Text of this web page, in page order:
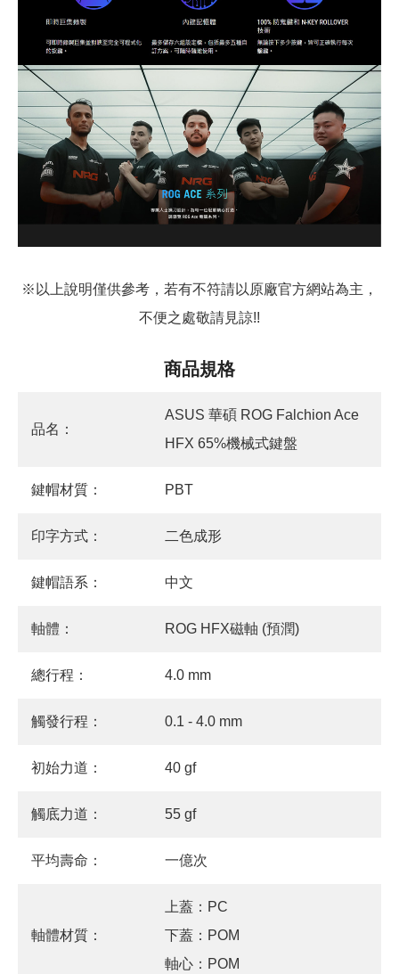
※以上說明僅供參考，若有不符請以原廠官方網站為主，
不便之處敬請見諒!!
商品規格
品名：
ASUS 華碩 ROG Falchion Ace
HFX 65%機械式鍵盤
鍵帽材質： PBT
印字方式： 二色成形
鍵帽語系： 中文
軸體： ROG HFX磁軸 (預潤)
總行程： 4.0 mm
觸發行程： 0.1 - 4.0 mm
初始力道： 40 gf
觸底力道： 55 gf
平均壽命： 一億次
軸體材質：
上蓋：PC
下蓋：POM
軸心：POM